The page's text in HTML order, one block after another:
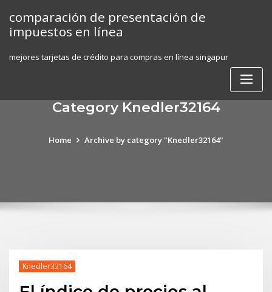
content
comparación de presentación de
impuestos en línea
mejores tarjetas de crédito para compras en línea singapur
Category Knedler32164
Home Archive by category "Knedler32164"
Knedler32164